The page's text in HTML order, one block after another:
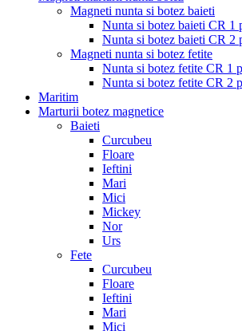
Magneti nunta si botez baieti
Nunta si botez baieti CR 1
Nunta si botez baieti CR 2
Magneti nunta si botez fetite
Nunta si botez fetite CR 1
Nunta si botez fetite CR 2
Maritim
Marturii botez magnetice
Baieti
Curcubeu
Floare
Ieftini
Mari
Mici
Mickey
Nor
Urs
Fete
Curcubeu
Floare
Ieftini
Mari
Mici